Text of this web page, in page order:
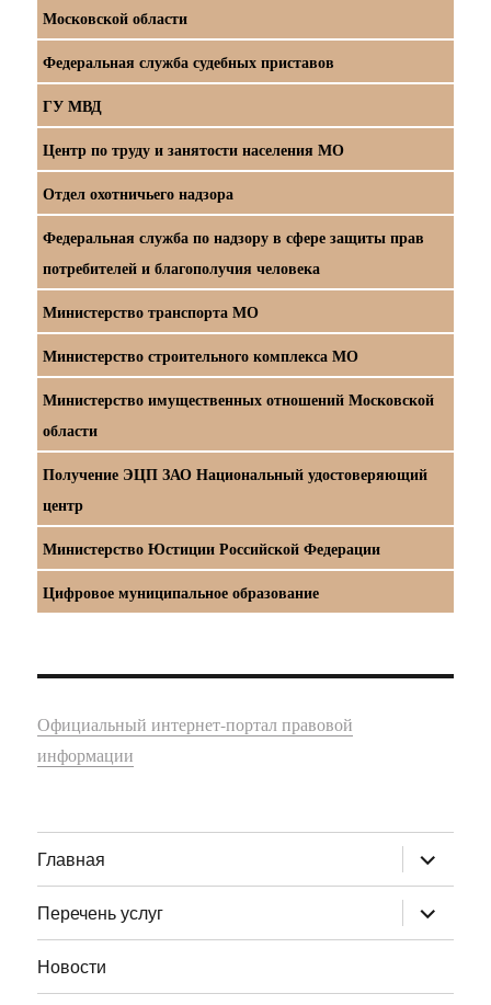
Московской области
Федеральная служба судебных приставов
ГУ МВД
Центр по труду и занятости населения МО
Отдел охотничьего надзора
Федеральная служба по надзору в сфере защиты прав
потребителей и благополучия человека
Министерство транспорта МО
Министерство строительного комплекса МО
Министерство имущественных отношений Московской
области
Получение ЭЦП ЗАО Национальный удостоверяющий
центр
Министерство Юстиции Российской Федерации
Цифровое муниципальное образование
Официальный интернет-портал правовой
информации
Главная раскрыть
дочернее
меню
Перечень услуг
раскрыть
дочернее
меню
Новости